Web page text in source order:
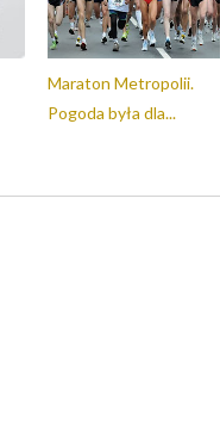
Maraton Metropolii.
Pogoda była dla...